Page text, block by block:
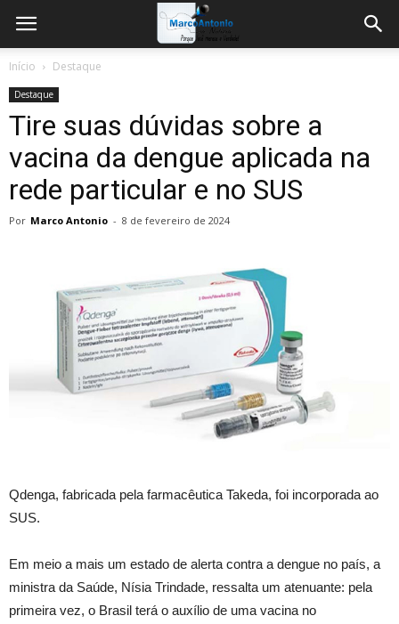
Início Destaque
Destaque
Tire suas dúvidas sobre a
vacina da dengue aplicada na
rede particular e no SUS
Por Marco Antonio - 8 de fevereiro de 2024
Qdenga, fabricada pela farmacêutica Takeda, foi incorporada ao
SUS.
Em meio a mais um estado de alerta contra a dengue no país, a
ministra da Saúde, Nísia Trindade, ressalta um atenuante: pela
primeira vez, o Brasil terá o auxílio de uma vacina no